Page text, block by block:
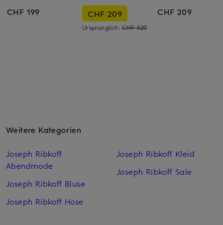
CHF 199 CHF 209
Ursprünglich: CHF 520
CHF 209
Weitere Kategorien
Joseph Ribkoff
Abendmode
Joseph Ribkoff Bluse
Joseph Ribkoff Hose
Joseph Ribkoff Kleid
Joseph Ribkoff Sale